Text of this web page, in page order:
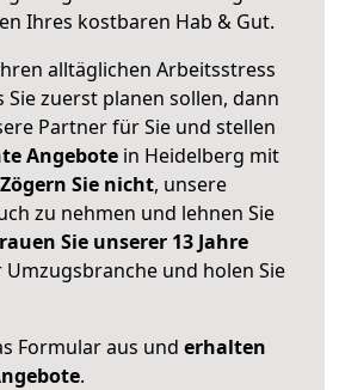
Ihres kostbaren Hab & Gut.
alltäglichen Arbeitsstress
Sie zuerst planen sollen, dann
Partner für Sie und stellen
Angebote in Heidelberg mit
Zögern Sie nicht, unsere
zu nehmen und lehnen Sie
Sie unserer 13 Jahre
Umzugsbranche und holen Sie
Formular aus und erhalten
.